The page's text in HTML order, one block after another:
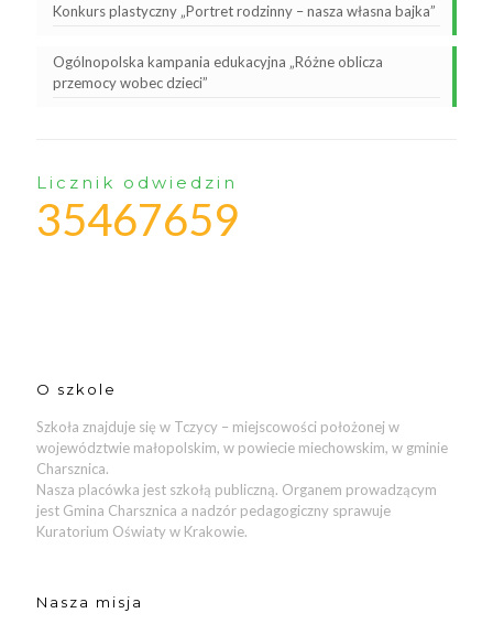
Konkurs plastyczny „Portret rodzinny – nasza własna bajka”
Ogólnopolska kampania edukacyjna „Różne oblicza
przemocy wobec dzieci”
Licznik odwiedzin
35467659
O szkole
Szkoła znajduje się w Tczycy – miejscowości położonej w
województwie małopolskim, w powiecie miechowskim, w gminie
Charsznica.
Nasza placówka jest szkołą publiczną. Organem prowadzącym
jest Gmina Charsznica a nadzór pedagogiczny sprawuje
Kuratorium Oświaty w Krakowie.
Nasza misja